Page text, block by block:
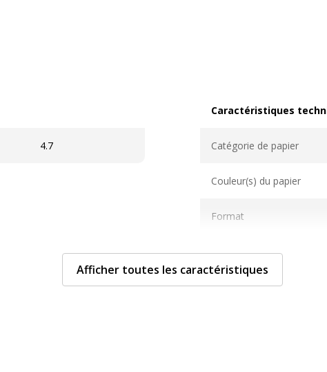
4.7
Caractéristiques
Catégorie de papier
Couleur(s) du papier
Format
Grammage
Nombre de pages ou
Afficher toutes les caractéristiques